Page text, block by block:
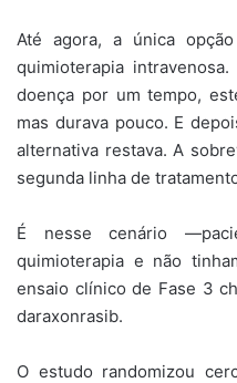
Até agora, a única
quimioterapia
doença por um tempo,
mas durava pouco. E
alternativa restava. A
segunda linha de
É nesse cenário
quimioterapia e não
ensaio clínico de Fase 3
daraxonrasib.
O estudo randomizou